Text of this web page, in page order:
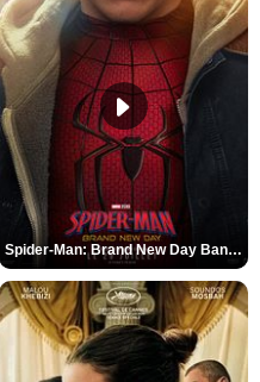
Spider-Man: Brand New Day Bande-annonce VO STFR